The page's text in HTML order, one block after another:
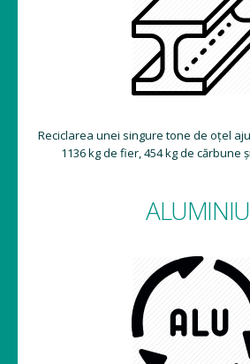
Reciclarea unei singure tone de oțel
1136 kg de fier, 454 kg de cărbune
ALUMINIU